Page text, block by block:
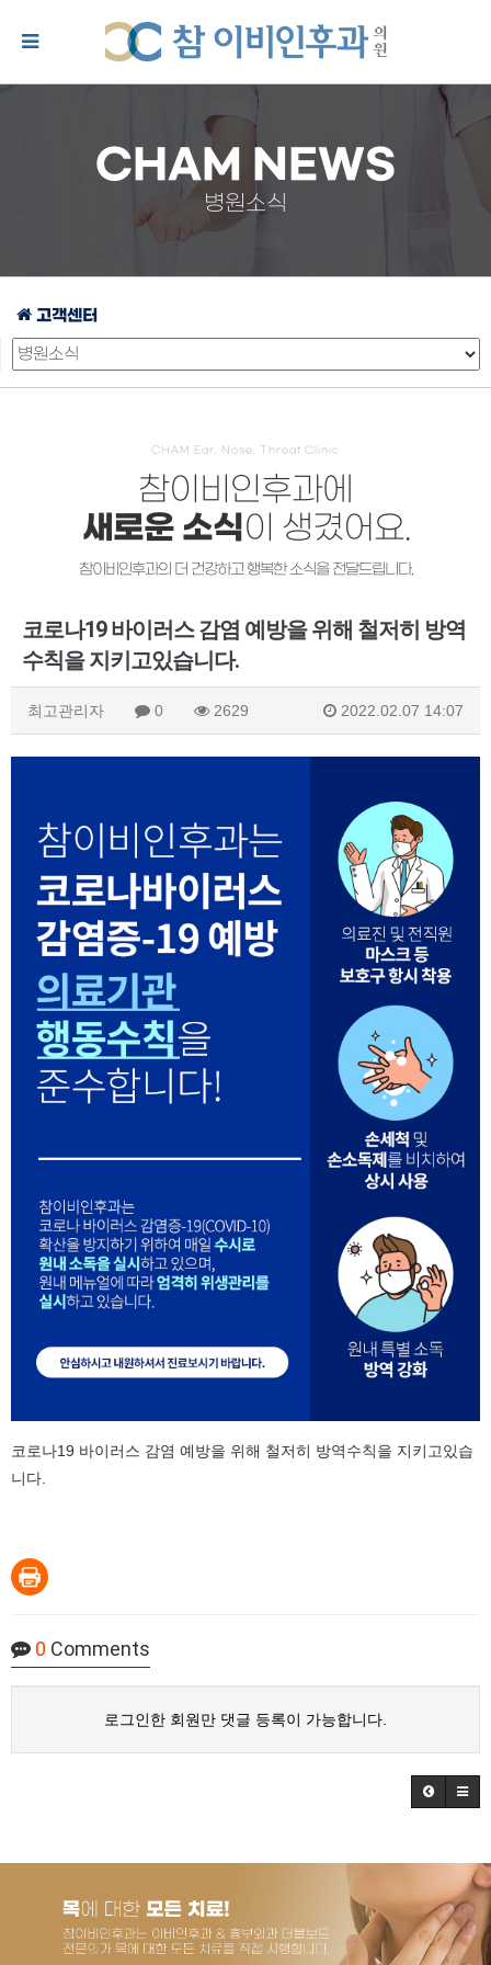
CHAM NEWS
병원소식
고객센터
CHAM Ear, Nose, Throat Clinic
참이비인후과에
새로운 소식이 생겼어요.
참이비인후과의 더 건강하고 행복한 소식을 전달드립니다.
코로나19 바이러스 감염 예방을 위해 철저히 방역
수칙을 지키고있습니다.
최고관리자 0 2629 2022.02.07 14:07
코로나19 바이러스 감염 예방을 위해 철저히 방역수칙을 지키고있습
니다.
0 Comments
로그인한 회원만 댓글 등록이 가능합니다.